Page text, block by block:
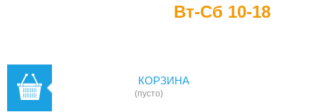
Вт-Сб 10-18
КОРЗИНА
(пусто)